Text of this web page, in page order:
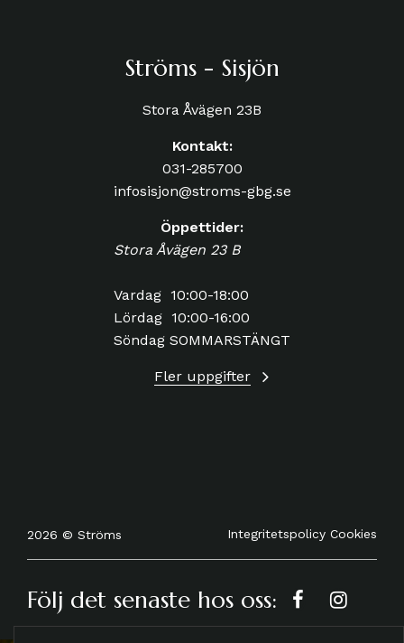
Ströms - Sisjön
Stora Åvägen 23B
Kontakt:
031-285700
infosisjon@stroms-gbg.se
Öppettider:
Stora Åvägen 23 B
Vardag 10:00-18:00
Lördag 10:00-16:00
Söndag SOMMARSTÄNGT
Fler uppgifter
2026 © Ströms Integritetspolicy Cookies
Följ det senaste hos oss: